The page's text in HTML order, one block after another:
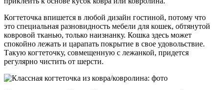
Когтеточка впишется в любой дизайн гостиной, потому что
это специальная разновидность мебели для кошек, обтянутой
ковровой тканью, только наизнанку. Кошка здесь может
спокойно лежать и царапать покрытие в свое удовольствие.
Такую когтеточку, совмещенную с лежанкой, придется
регулярно чистить от шерсти.